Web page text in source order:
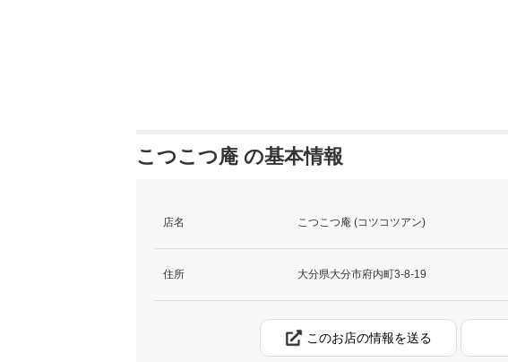
こつこつ庵 の基本情報
店名 こつこつ庵 (コツコツアン)
住所 大分県大分市府内町3-8-19
このお店の情報を送る